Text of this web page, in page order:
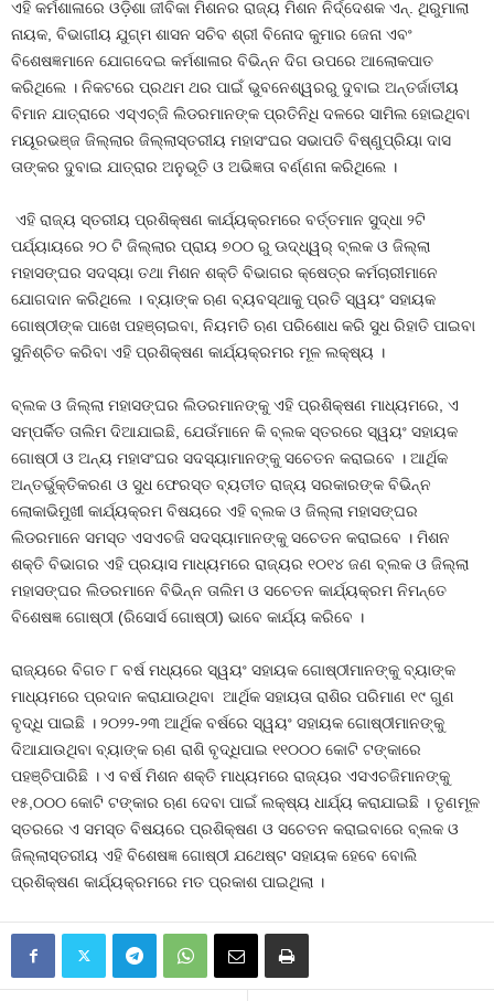
ଏହି କର୍ମଶାଳାରେ ଓଡ଼ିଶା ଜୀବିକା ମିଶନର ରାଜ୍ୟ ମିଶନ ନିର୍ଦ୍ଦେଶକ ଏନ୍‌. ଥିରୁମାଲା
ନାୟକ, ବିଭାଗୀୟ ଯୁଗ୍ମ ଶାସନ ସଚିବ ଶ୍ରୀ ବିନୋଦ କୁମାର ଜେନା ଏବଂ
ବିଶେଷଜ୍ଞମାନେ ଯୋଗଦେଇ କର୍ମଶାଳାର ବିଭିନ୍ନ ଦିଗ ଉପରେ ଆଲୋକପାତ
କରିଥିଲେ । ନିକଟରେ ପ୍ରଥମ ଥର ପାଇଁ ଭୁବନେଶ୍ୱରରୁ ଦୁବାଇ ଅନ୍ତର୍ଜାତୀୟ
ବିମାନ ଯାତ୍ରାରେ ଏସ୍‌ଏଚ୍‌ଜି ଲିଡରମାନଙ୍କ ପ୍ରତିନିଧି ଦଳରେ ସାମିଲ ହୋଇଥିବା
ମୟୂରଭଞ୍ଜ ଜିଲ୍ଲାର ଜିଲ୍ଲାସ୍ତରୀୟ ମହାସଂଘର ସଭାପତି ବିଷ୍ଣୁପ୍ରିୟା ଦାସ
ତାଙ୍କର ଦୁବାଇ ଯାତ୍ରାର ଅନୁଭୂତି ଓ ଅଭିଜ୍ଞତା ବର୍ଣ୍ଣନା କରିଥିଲେ ।
ଏହି ରାଜ୍ୟ ସ୍ତରୀୟ ପ୍ରଶିକ୍ଷଣ କାର୍ଯ୍ୟକ୍ରମରେ ବର୍ତ୍ତମାନ ସୁଦ୍ଧା ୨ଟି
ପର୍ଯ୍ୟାୟରେ ୨୦ ଟି ଜିଲ୍ଲାର ପ୍ରାୟ ୭୦୦ ରୁ ଊଦ୍ଧ୍ୱର୍ ବ୍ଲକ ଓ ଜିଲ୍ଲା
ମହାସଙ୍ଘର ସଦସ୍ୟା ତଥା ମିଶନ ଶକ୍ତି ବିଭାଗର କ୍ଷେତ୍ର କର୍ମଚାରୀମାନେ
ଯୋଗଦାନ କରିଥିଲେ । ବ୍ୟାଙ୍କ ଋଣ ବ୍ୟବସ୍ଥାକୁ ପ୍ରତି ସ୍ୱୟଂ ସହାୟକ
ଗୋଷ୍ଠୀଙ୍କ ପାଖେ ପହଞ୍ଚାଇବା, ନିୟମତି ଋଣ ପରିଶୋଧ କରି ସୁଧ ରିହାତି ପାଇବା
ସୁନିଶ୍ଚିତ କରିବା ଏହି ପ୍ରଶିକ୍ଷଣ କାର୍ଯ୍ୟକ୍ରମର ମୂଳ ଲକ୍ଷ୍ୟ ।
ବ୍ଲକ ଓ ଜିଲ୍ଲା ମହାସଙ୍ଘର ଲିଡରମାନଙ୍କୁ ଏହି ପ୍ରଶିକ୍ଷଣ ମାଧ୍ୟମରେ, ଏ
ସମ୍ପର୍କିତ ତାଲିମ ଦିଆଯାଇଛି, ଯେଉଁମାନେ କି ବ୍ଲକ ସ୍ତରରେ ସ୍ୱୟଂ ସହାୟକ
ଗୋଷ୍ଠୀ ଓ ଅନ୍ୟ ମହାସଂଘର ସଦସ୍ୟାମାନଙ୍କୁ ସଚେତନ କରାଇବେ । ଆର୍ଥିକ
ଅନ୍ତର୍ଭୁକ୍ତିକରଣ ଓ ସୁଧ ଫେରସ୍ତ ବ୍ୟତୀତ ରାଜ୍ୟ ସରକାରଙ୍କ ବିଭିନ୍ନ
ଲୋକାଭିମୁଖୀ କାର୍ଯ୍ୟକ୍ରମ ବିଷୟରେ ଏହି ବ୍ଲକ ଓ ଜିଲ୍ଲା ମହାସଙ୍ଘର
ଲିଡରମାନେ ସମସ୍ତ ଏସଏଚଜି ସଦସ୍ୟାମାନଙ୍କୁ ସଚେତନ କରାଇବେ । ମିଶନ
ଶକ୍ତି ବିଭାଗର ଏହି ପ୍ରୟାସ ମାଧ୍ୟମରେ ରାଜ୍ୟର ୧୦୧୪ ଜଣ ବ୍ଲକ ଓ ଜିଲ୍ଲା
ମହାସଙ୍ଘର ଲିଡରମାନେ ବିଭିନ୍ନ ତାଲିମ ଓ ସଚେତନ କାର୍ଯ୍ୟକ୍ରମ ନିମନ୍ତେ
ବିଶେଷଜ୍ଞ ଗୋଷ୍ଠୀ (ରିସୋର୍ସ ଗୋଷ୍ଠୀ) ଭାବେ କାର୍ଯ୍ୟ କରିବେ ।
ରାଜ୍ୟରେ ବିଗତ ୮ ବର୍ଷ ମଧ୍ୟରେ ସ୍ୱୟଂ ସହାୟକ ଗୋଷ୍ଠୀମାନଙ୍କୁ ବ୍ୟାଙ୍କ
ମାଧ୍ୟମରେ ପ୍ରଦାନ କରାଯାଉଥିବା ଆର୍ଥିକ ସହାୟତା ରାଶିର ପରିମାଣ ୧୯ ଗୁଣ
ବୃଦ୍ଧି ପାଇଛି । ୨୦୨୨-୨୩ ଆର୍ଥିକ ବର୍ଷରେ ସ୍ୱୟଂ ସହାୟକ ଗୋଷ୍ଠୀମାନଙ୍କୁ
ଦିଆଯାଉଥିବା ବ୍ୟାଙ୍କ ଋଣ ରାଶି ବୃଦ୍ଧିପାଇ ୧୧୦୦୦ କୋଟି ଟଙ୍କାରେ
ପହଞ୍ଚିପାରିଛି । ଏ ବର୍ଷ ମିଶନ ଶକ୍ତି ମାଧ୍ୟମରେ ରାଜ୍ୟର ଏସଏଚଜିମାନଙ୍କୁ
୧୫,୦୦୦ କୋଟି ଟଙ୍କାର ଋଣ ଦେବା ପାଇଁ ଲକ୍ଷ୍ୟ ଧାର୍ଯ୍ୟ କରାଯାଇଛି । ତୃଣମୂଳ
ସ୍ତରରେ ଏ ସମସ୍ତ ବିଷୟରେ ପ୍ରଶିକ୍ଷଣ ଓ ସଚେତନ କରାଇବାରେ ବ୍ଲକ ଓ
ଜିଲ୍ଲାସ୍ତରୀୟ ଏହି ବିଶେଷଜ୍ଞ ଗୋଷ୍ଠୀ ଯଥେଷ୍ଟ ସହାୟକ ହେବେ ବୋଲି
ପ୍ରଶିକ୍ଷଣ କାର୍ଯ୍ୟକ୍ରମରେ ମତ ପ୍ରକାଶ ପାଇଥିଲା ।